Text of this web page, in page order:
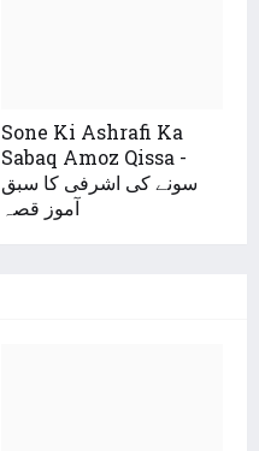
Sone Ki Ashrafi Ka
Sabaq Amoz Qissa -
سونے کی اشرفی کا سبق
آموز قصہ